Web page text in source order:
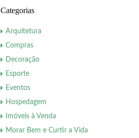
Categorias
Arquitetura
Compras
Decoração
Esporte
Eventos
Hospedagem
Imóveis à Venda
Morar Bem e Curtir a Vida